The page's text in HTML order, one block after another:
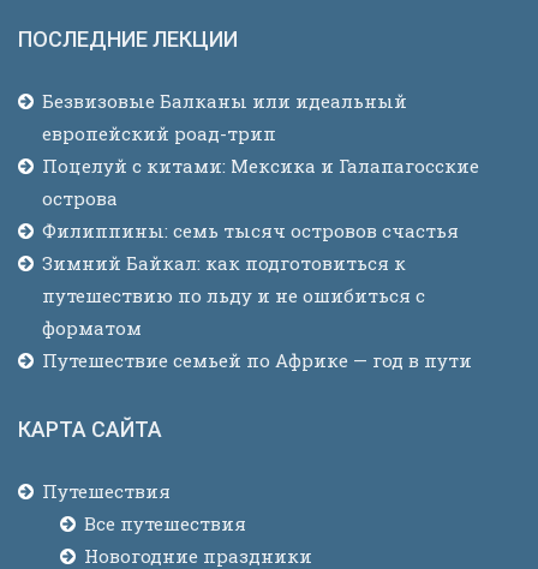
ПОСЛЕДНИЕ ЛЕКЦИИ
Безвизовые Балканы или идеальный
европейский роад-трип
Поцелуй с китами: Мексика и Галапагосские
острова
Филиппины: семь тысяч островов счастья
Зимний Байкал: как подготовиться к
путешествию по льду и не ошибиться с
форматом
Путешествие семьей по Африке — год в пути
КАРТА САЙТА
Путешествия
Все путешествия
Новогодние праздники